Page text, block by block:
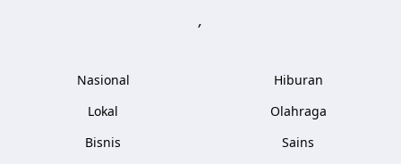
,
Nasional
Lokal
Bisnis
Hiburan
Olahraga
Sains